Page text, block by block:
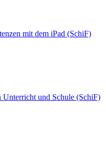
mit dem iPad (SchiF)
und Schule (SchiF)